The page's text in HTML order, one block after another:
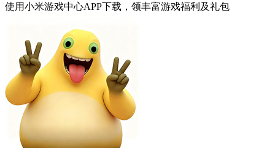
使用小米游戏中心APP下载 ，领丰富游戏福利 及礼包